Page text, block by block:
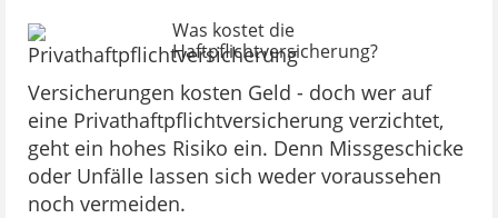
Was kostet die
Haftpflichtversicherung?
Versicherungen kosten Geld - doch wer auf
eine Privathaftpflichtversicherung verzichtet,
geht ein hohes Risiko ein. Denn Missgeschicke
oder Unfälle lassen sich weder voraussehen
noch vermeiden.